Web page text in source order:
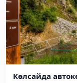
Көлсайда